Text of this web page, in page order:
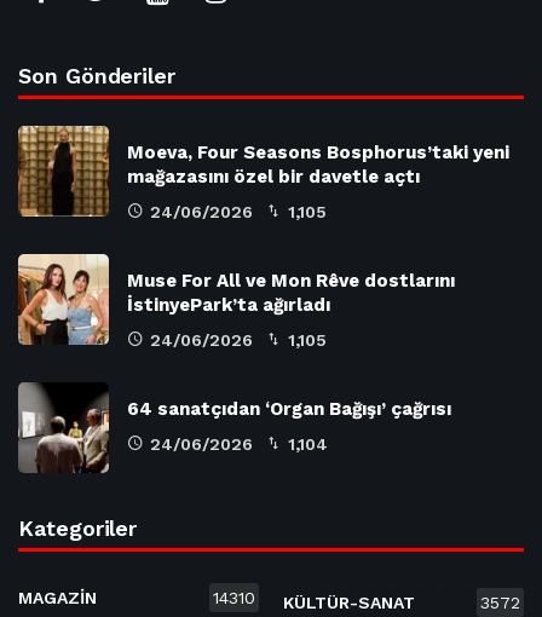
Son Gönderiler
Moeva, Four Seasons Bosphorus’taki yeni
mağazasını özel bir davetle açtı
24/06/2026 1,105
Muse For All ve Mon Rêve dostlarını
İstinyePark’ta ağırladı
24/06/2026 1,105
64 sanatçıdan ‘Organ Bağışı’ çağrısı
24/06/2026 1,104
Kategoriler
MAGAZİN 14310 KÜLTÜR-SANAT 3572